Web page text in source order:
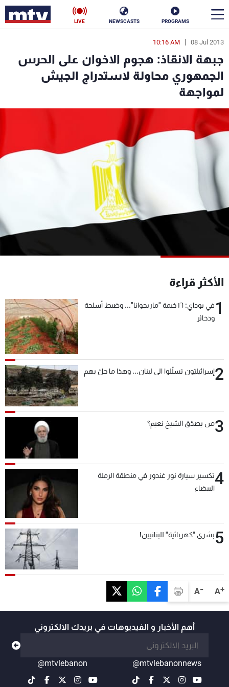
PROGRAMS
NEWSCASTS
LIVE
A+
A-
08 Jul 2013
10:16 AM
جبهة الانقاذ: هجوم الاخوان على الحرس
الجمهوري محاولة لاستدراج الجيش
لمواجهة
الأكثر قراءة
1
في بوداي: ١٦ خيمة "ماريجوانا"... وضبط أسلحة
وذخائر
2إسرائيليّون تسلّلوا الى لبنان... وهذا ما حلّ بهم
3من يصدّق الشيخ نعيم؟
4تكسير سيارة نور غندور في منطقة الرملة
البيضاء
5بشرى "كهربائية" للبنانيين!
أهم الأخبار و الفيديوهات في بريدك الالكتروني
@mtvlebanonnews
@mtvlebanon
en
الأخبار
سياسة
إقتصاد
منوعات رياضة
كأس العالم
البرامج
الترددات
عن MTV
لاعلاناتكم
شروط الإسـتخدام
سياسة الخصوصية